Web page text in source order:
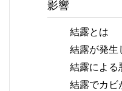
影響
結露とは
結露が発生
結露による
結露でカビ